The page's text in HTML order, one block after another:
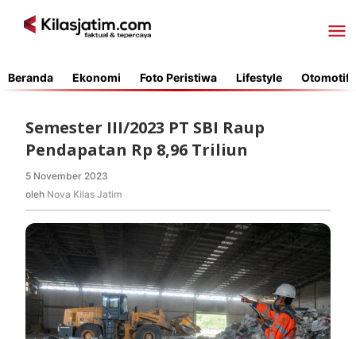
Beranda Ekonomi Foto Peristiwa Lifestyle Otomotif
Semester III/2023 PT SBI Raup
Pendapatan Rp 8,96 Triliun
5 November 2023
Nova
oleh Nova Kilas Jatim